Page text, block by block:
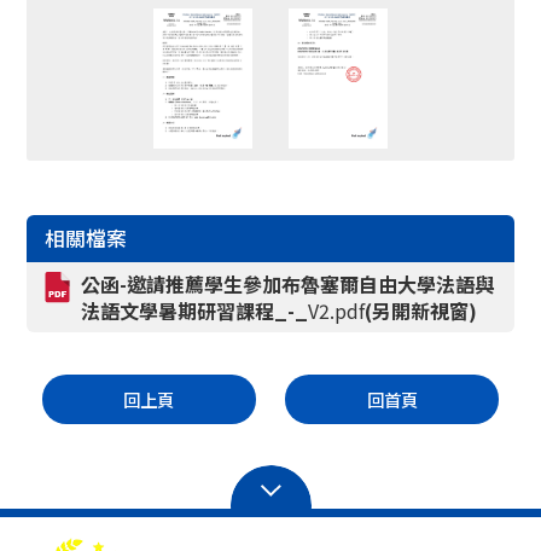
相關檔案
公函-邀請推薦學生參加布魯塞爾自由大學法語與
法語文學暑期研習課程_-_V2.pdf(另開新視窗)
回上頁 回首頁